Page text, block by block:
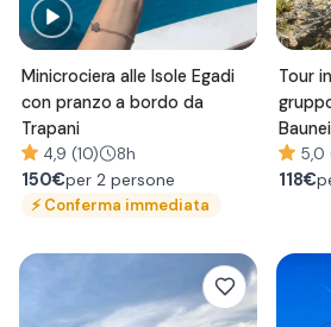
Minicrociera alle Isole Egadi
con pranzo a bordo da
Trapani
4,9 (10) 8h
150€per 2 persone
⚡Conferma immediata
Tour
Baunei
5,0
118€